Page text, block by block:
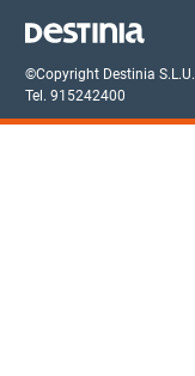
©Copyright Destinia S.L.U.
Tel. 915242400